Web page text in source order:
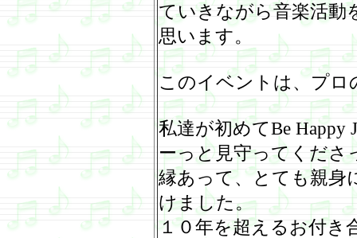
ていきながら音楽活動
思います。
このイベントは、プロ
私達が初めてBe Happy
ーっと見守ってくださ
縁あって、とても親身
けました。
１０年を超えるお付き